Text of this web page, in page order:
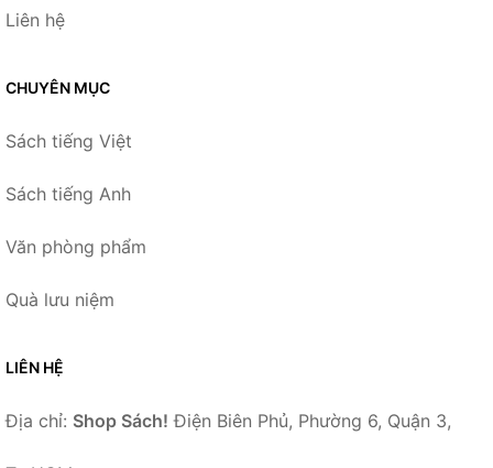
Liên hệ
CHUYÊN MỤC
Sách tiếng Việt
Sách tiếng Anh
Văn phòng phẩm
Quà lưu niệm
LIÊN HỆ
Địa chỉ: Shop Sách! Điện Biên Phủ, Phường 6, Quận 3,